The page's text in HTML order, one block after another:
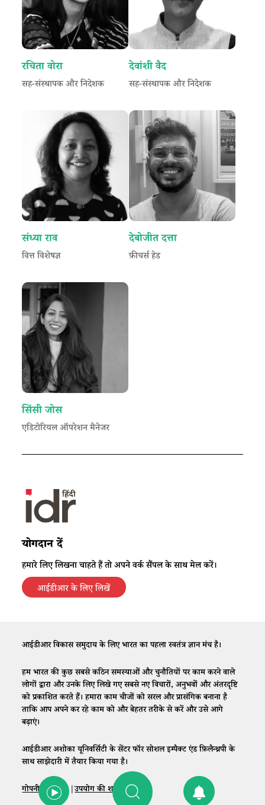
रचिता वोरा
सह-संस्थापक और निदेशक
देवांशी वैद
सह-संस्थापक और निदेशक
संध्या राव
वित्त विशेषज्ञ
देबोजीत दत्ता
फ़ीचर्स हेड
सिंसी जोस
एडिटोरियल ऑपरेशन मैनेजर
योगदान दें
हमारे लिए लिखना चाहते हैं तो अपने वर्क सैंपल के साथ मेल करें।
आईडीआर के लिए लिखें
आईडीआर विकास समुदाय के लिए भारत का पहला स्वतंत्र ज्ञान मंच है।
हम भारत की कुछ सबसे कठिन समस्याओं और चुनौतियों पर काम करने वाले
लोगों द्वारा और उनके लिए लिखे गए सबसे नए विचारों, अनुभवों और अंतरदृष्टि
को प्रकाशित करते हैं। हमारा काम चीजों को सरल और प्रासंगिक बनाना है
ताकि आप अपने कर रहे काम को और बेहतर तरीके से करें और उसे आगे
बढ़ाएं।
आईडीआर अशोका यूनिवर्सिटी के सेंटर फॉर सोशल इम्पैक्ट एंड फ़िलैन्थ्रपी के
साथ साझेदारी में तैयार किया गया है।
गोपनीयता नीति|उपयोग की शर्तें |संपर्क